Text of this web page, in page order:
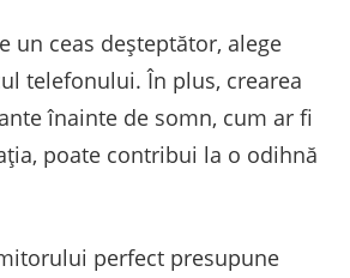
un ceas deșteptător, alege
telefonului. În plus, crearea
înainte de somn, cum ar fi
poate contribui la o odihnă
perfect presupune